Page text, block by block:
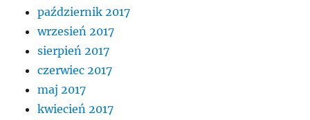
październik 2017
wrzesień 2017
sierpień 2017
czerwiec 2017
maj 2017
kwiecień 2017